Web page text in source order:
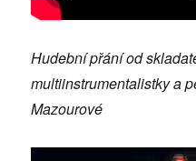
Hudební přání od
multiinstrumentalistky a
Mazourové